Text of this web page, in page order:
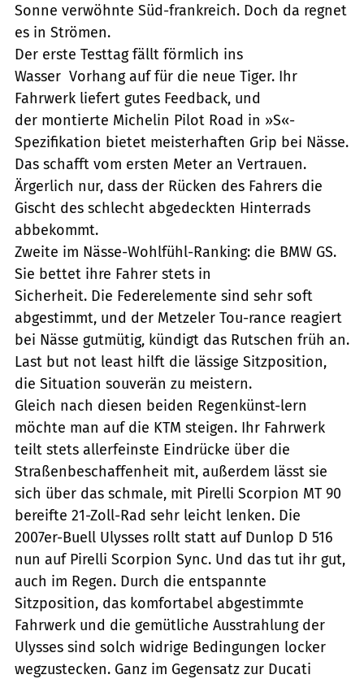
Sonne verwöhnte Süd-frankreich. Doch da regnet
es in Strömen.
Der erste Testtag fällt förmlich ins
Wasser  Vorhang auf für die neue Tiger. Ihr
Fahrwerk liefert gutes Feedback, und
der montierte Michelin Pilot Road in »S«-
Spezifikation bietet meisterhaften Grip bei Nässe.
Das schafft vom ersten Meter an Vertrauen.
Ärgerlich nur, dass der Rücken des Fahrers die
Gischt des schlecht abgedeckten Hinterrads
abbekommt.
Zweite im Nässe-Wohlfühl-Ranking: die BMW GS.
Sie bettet ihre Fahrer stets in
Sicherheit. Die Federelemente sind sehr soft
abgestimmt, und der Metzeler Tou-rance reagiert
bei Nässe gutmütig, kündigt das Rutschen früh an.
Last but not least hilft die lässige Sitzposition,
die Situation souverän zu meistern.
Gleich nach diesen beiden Regenkünst-lern
möchte man auf die KTM steigen. Ihr Fahrwerk
teilt stets allerfeinste Eindrücke über die
Straßenbeschaffenheit mit, außerdem lässt sie
sich über das schmale, mit Pirelli Scorpion MT 90
bereifte 21-Zoll-Rad sehr leicht lenken. Die
2007er-Buell Ulysses rollt statt auf Dunlop D 516
nun auf Pirelli Scorpion Sync. Und das tut ihr gut,
auch im Regen. Durch die entspannte
Sitzposition, das komfortabel abgestimmte
Fahrwerk und die gemütliche Ausstrahlung der
Ulysses sind solch widrige Bedingungen locker
wegzustecken. Ganz im Gegensatz zur Ducati